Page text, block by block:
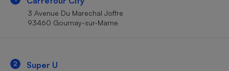
3 Avenue Du Marechal Joffre
93460 Gournay-sur-Marne
2 Super U